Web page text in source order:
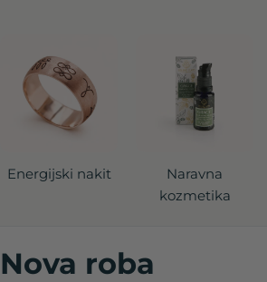
Energijski nakit
Naravna
kozmetika
Nova roba